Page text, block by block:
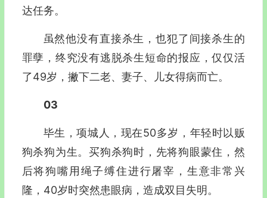
达任务。
虽然他没有直接杀生，也犯了间接杀生的
罪孽，终究没有逃脱杀生短命的报应，仅仅活
了49岁，撇下二老、妻子、儿女得病而亡。
03
毕生，项城人，现在50多岁，年轻时以贩
狗杀狗为生。买狗杀狗时，先将狗眼蒙住，然
后将狗嘴用绳子缚住进行屠宰，生意非常兴
隆，40岁时突然患眼病，造成双目失明。